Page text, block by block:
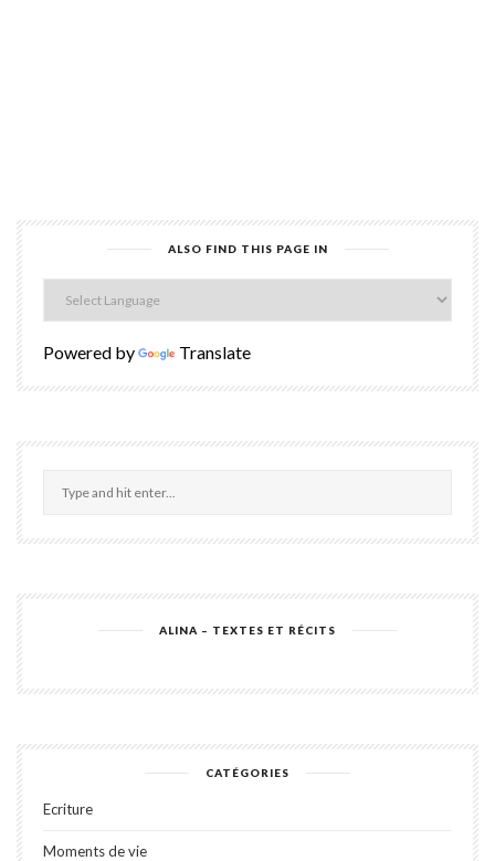
ALSO FIND THIS PAGE IN
Powered by Translate
ALINA – TEXTES ET RÉCITS
CATÉGORIES
Ecriture
Moments de vie